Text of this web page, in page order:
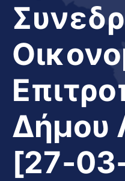
Το
Νησί
Μας
Δήμου
[27-